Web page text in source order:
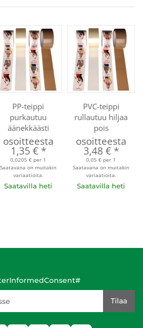
PP-teippi
purkautuu
äänekkäästi
osoitteesta
1,35 € *
0,0205 € per 1
Saatavana on muitakin
variaatioita.
Saatavilla heti
PVC-teippi
rullautuu hiljaa
pois
osoitteesta
3,48 € *
0,05 € per 1
Saatavana on muitakin
variaatioita.
Saatavilla heti
Tilaa